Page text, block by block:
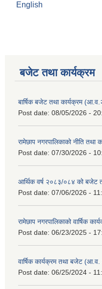
English
बजेट तथा कार्यक्रम
बार्षिक बजेट तथा कार्यक्रम
Post date: 08/05/2026 -
रामेछाप नगरपालिकाको नीति
Post date: 07/30/2026 -
आर्थिक वर्ष २०८३/०८४ को बजेट
Post date: 07/06/2026 -
रामेछाप नगरपालिकाको वार्षिक
Post date: 06/23/2025 -
वार्षिक कार्यक्रम तथा बजेट
Post date: 06/25/2024 -